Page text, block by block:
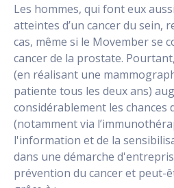
Les hommes, qui font eux
atteintes d’un cancer du sein,
cas, même si le Movember se
cancer de la prostate.
(en réalisant une
patiente tous les deux ans)
considérablement les chances
(notamment via
l'information et de la
dans une démarche
prévention du cancer et peut-